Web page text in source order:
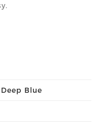
Deep Blue